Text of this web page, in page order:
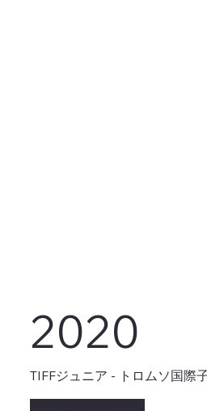
2020
TIFFジュニア - トロムソ国際